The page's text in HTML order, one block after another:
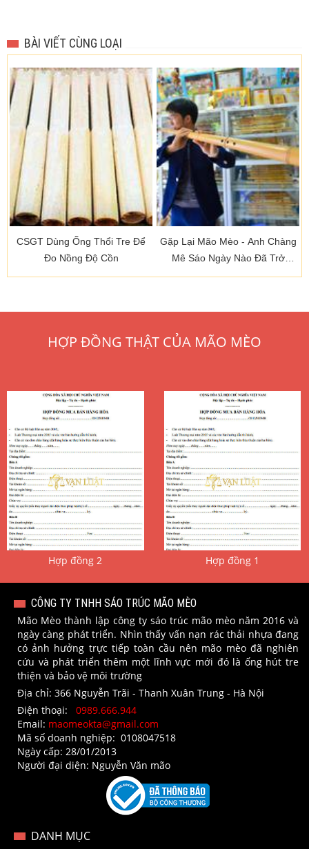
BÀI VIẾT CÙNG LOẠI
CSGT Dùng Ống Thổi Tre Để
Đo Nồng Độ Cồn
Gặp Lại Mão Mèo - Anh Chàng
Mê Sáo Ngày Nào Đã Trở
Thành Ông...
HỢP ĐỒNG THẬT CỦA MÃO MÈO
CÔNG TY TNHH SÁO TRÚC MÃO MÈO
Mão Mèo thành lập công ty sáo trúc mão mèo năm 2016 và
ngày càng phát triển. Nhìn thấy vấn nạn rác thải nhựa đang
có ảnh hưởng trực tiếp toàn cầu nên mão mèo đã nghiên
cứu và phát triển thêm một lĩnh vực mới đó là ống hút tre
thiện và bảo vệ môi trường
Địa chỉ: 366 Nguyễn Trãi - Thanh Xuân Trung - Hà Nội
Điện thoại:
0989.666.944
Email: maomeokta@gmail.com
Mã số doanh nghiệp: 0108047518​
Ngày cấp: 28/01/2013​
Người đại diện: Nguyễn Văn mão
DANH MỤC